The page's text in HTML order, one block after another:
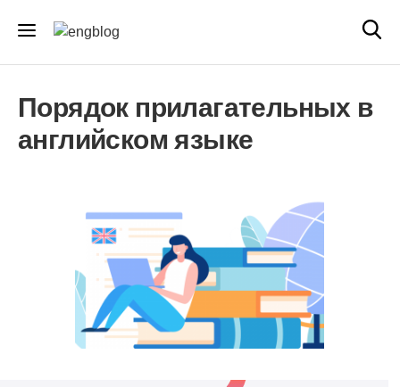
Порядок прилагательных в
английском языке